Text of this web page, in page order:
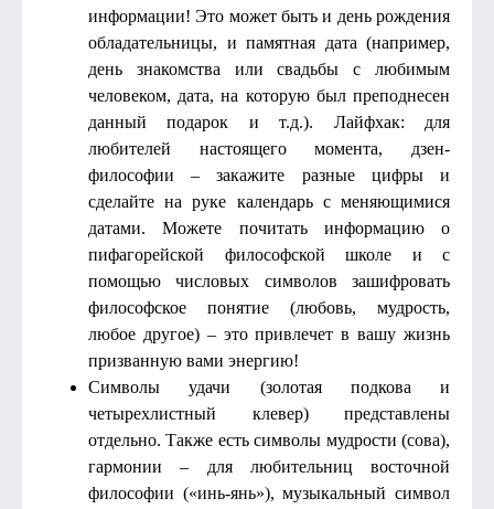
информации! Это может быть и день рождения
обладательницы, и памятная дата (например,
день знакомства или свадьбы с любимым
человеком, дата, на которую был преподнесен
данный подарок и т.д.). Лайфхак: для
любителей настоящего момента, дзен-
философии – закажите разные цифры и
сделайте на руке календарь с меняющимися
датами. Можете почитать информацию о
пифагорейской философской школе и с
помощью числовых символов зашифровать
философское понятие (любовь, мудрость,
любое другое) – это привлечет в вашу жизнь
призванную вами энергию!
Символы удачи (золотая подкова и
четырехлистный клевер) представлены
отдельно. Также есть символы мудрости (сова),
гармонии – для любительниц восточной
философии («инь-янь»), музыкальный символ